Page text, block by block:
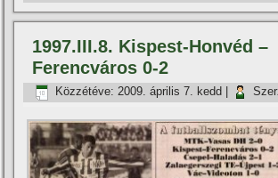
1997.III.8. Kispest-Honvéd –
Ferencváros 0-2
Közzétéve: 2009. április 7. kedd